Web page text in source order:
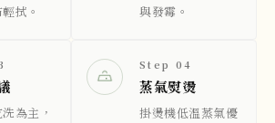
拭。
與發霉。
為主，
Step 04
蒸氣熨燙
掛燙機低溫蒸氣優